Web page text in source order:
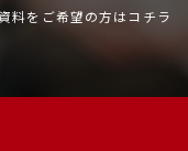
料をご希望の方はコチラ